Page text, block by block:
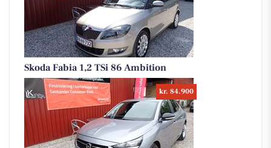
Skoda Fabia 1,2 TSi 86 Ambition
kr. 84.900